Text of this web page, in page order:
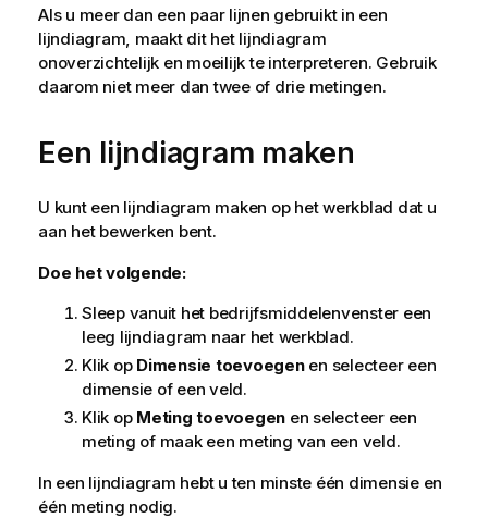
Als u meer dan een paar lijnen gebruikt in een
lijndiagram, maakt dit het lijndiagram
onoverzichtelijk en moeilijk te interpreteren. Gebruik
daarom niet meer dan twee of drie metingen.
Een lijndiagram maken
U kunt een lijndiagram maken op het werkblad dat u
aan het bewerken bent.
Doe het volgende:
Sleep vanuit het bedrijfsmiddelenvenster een
leeg lijndiagram naar het werkblad.
Klik op Dimensie toevoegenen selecteer een
dimensie of een veld.
Klik op Meting toevoegen en selecteer een
meting of maak een meting van een veld.
In een lijndiagram hebt u ten minste één dimensie en
één meting nodig.